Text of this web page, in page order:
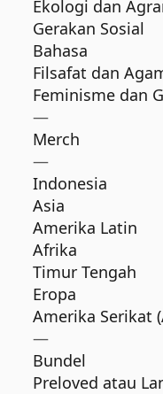
Ekologi dan
Gerakan Sosial
Bahasa
Filsafat dan
Feminisme dan
—
Merch
—
Indonesia
Asia
Amerika Latin
Afrika
Timur Tengah
Eropa
Amerika Serikat
—
Bundel
Preloved atau